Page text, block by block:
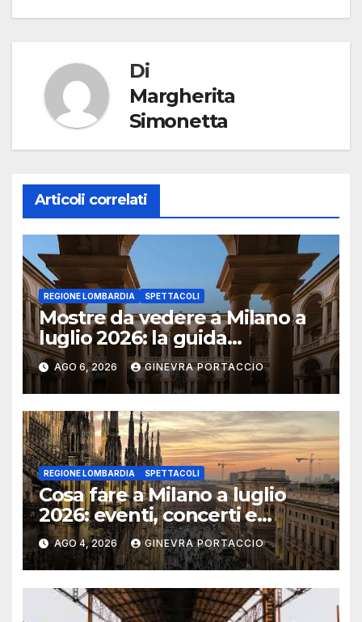
Di
Margherita
Simonetta
Articoli correlati
REGIONE LOMBARDIA SPETTACOLI
Mostre da vedere a Milano a
luglio 2026: la guida
aggiornata
AGO 6, 2026 GINEVRA PORTACCIO
REGIONE LOMBARDIA SPETTACOLI
Cosa fare a Milano a luglio
2026: eventi, concerti e
mostre
AGO 4, 2026 GINEVRA PORTACCIO